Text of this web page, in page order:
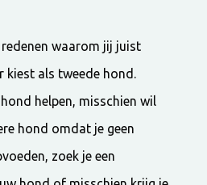
waarom jij juist
als tweede hond.
helpen, misschien wil
hond omdat je geen
zoek je een